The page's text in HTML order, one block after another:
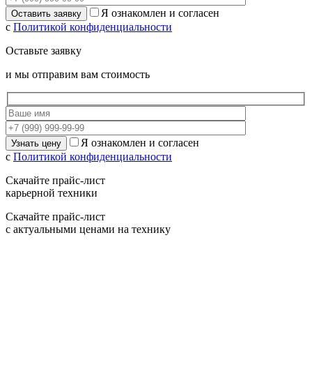
Я ознакомлен и согласен
с Политикой конфиденциальности
Оставьте заявку
и мы отправим вам стоимость
Я ознакомлен и согласен
с Политикой конфиденциальности
Скачайте прайс-лист
карьерной техники
Скачайте прайс-лист
с актуальными ценами на технику